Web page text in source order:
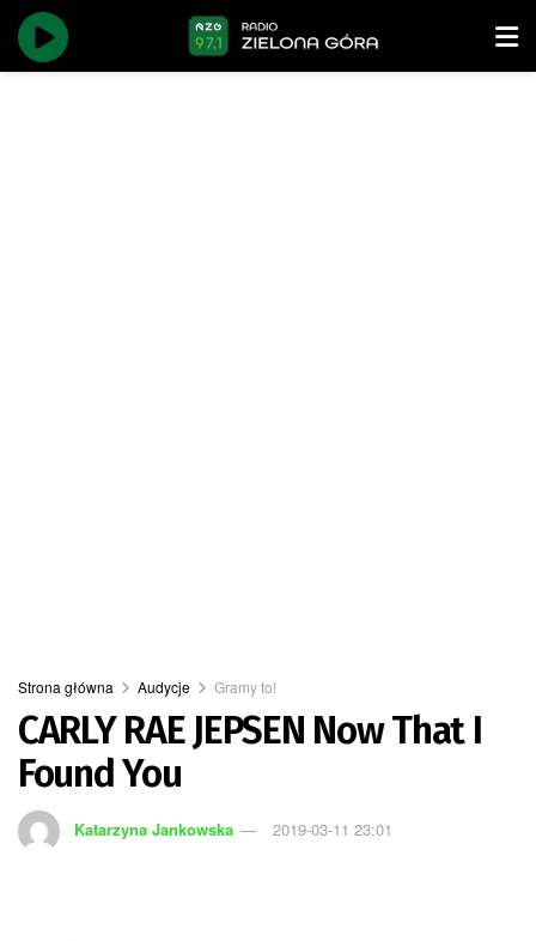
Strona główna Audycje Gramy to!
CARLY RAE JEPSEN Now That I
Found You
Katarzyna Jankowska 2019-03-11 23:01